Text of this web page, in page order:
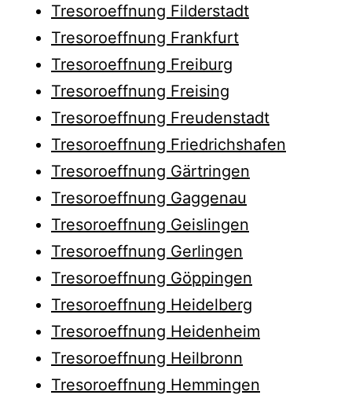
Tresoroeffnung Filderstadt
Tresoroeffnung Frankfurt
Tresoroeffnung Freiburg
Tresoroeffnung Freising
Tresoroeffnung Freudenstadt
Tresoroeffnung Friedrichshafen
Tresoroeffnung Gärtringen
Tresoroeffnung Gaggenau
Tresoroeffnung Geislingen
Tresoroeffnung Gerlingen
Tresoroeffnung Göppingen
Tresoroeffnung Heidelberg
Tresoroeffnung Heidenheim
Tresoroeffnung Heilbronn
Tresoroeffnung Hemmingen